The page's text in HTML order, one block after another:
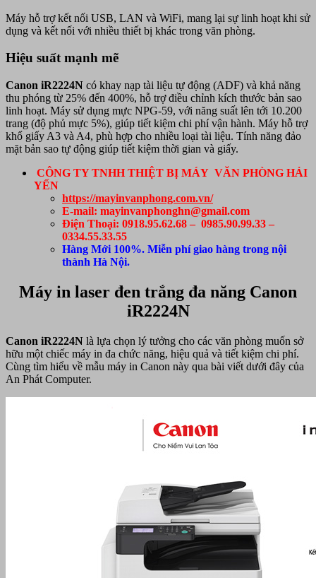
Máy hỗ trợ kết nối USB, LAN và WiFi, mang lại sự linh hoạt khi sử
dụng và kết nối với nhiều thiết bị khác trong văn phòng.
Hiệu suất mạnh mẽ
Canon iR2224N có khay nạp tài liệu tự động (ADF) và khả năng
thu phóng từ 25% đến 400%, hỗ trợ điều chỉnh kích thước bản sao
linh hoạt. Máy sử dụng mực NPG-59, với năng suất lên tới 10.200
trang (độ phủ mực 5%), giúp tiết kiệm chi phí vận hành. Máy hỗ trợ
khổ giấy A3 và A4, phù hợp cho nhiều loại tài liệu. Tính năng đảo
mặt bản sao tự động giúp tiết kiệm thời gian và giấy.
CÔNG TY TNHH THIỆT BỊ MÁY VĂN PHÒNG HẢI
YẾN
https://mayinvanphong.com.vn/
E-mail: mayinvanphonghn@gmail.com
Điện Thoại: 0918.95.62.68 – 0985.90.99.33 –
0334.55.33.55
Hàng Mới 100%. Miễn phí giao hàng trong nội
thành Hà Nội.
Máy in laser đen trắng đa năng Canon
iR2224N
Canon iR2224N là lựa chọn lý tưởng cho các văn phòng muốn sở
hữu một chiếc máy in đa chức năng, hiệu quả và tiết kiệm chi phí.
Cùng tìm hiểu về mẫu máy in Canon này qua bài viết dưới đây của
An Phát Computer.